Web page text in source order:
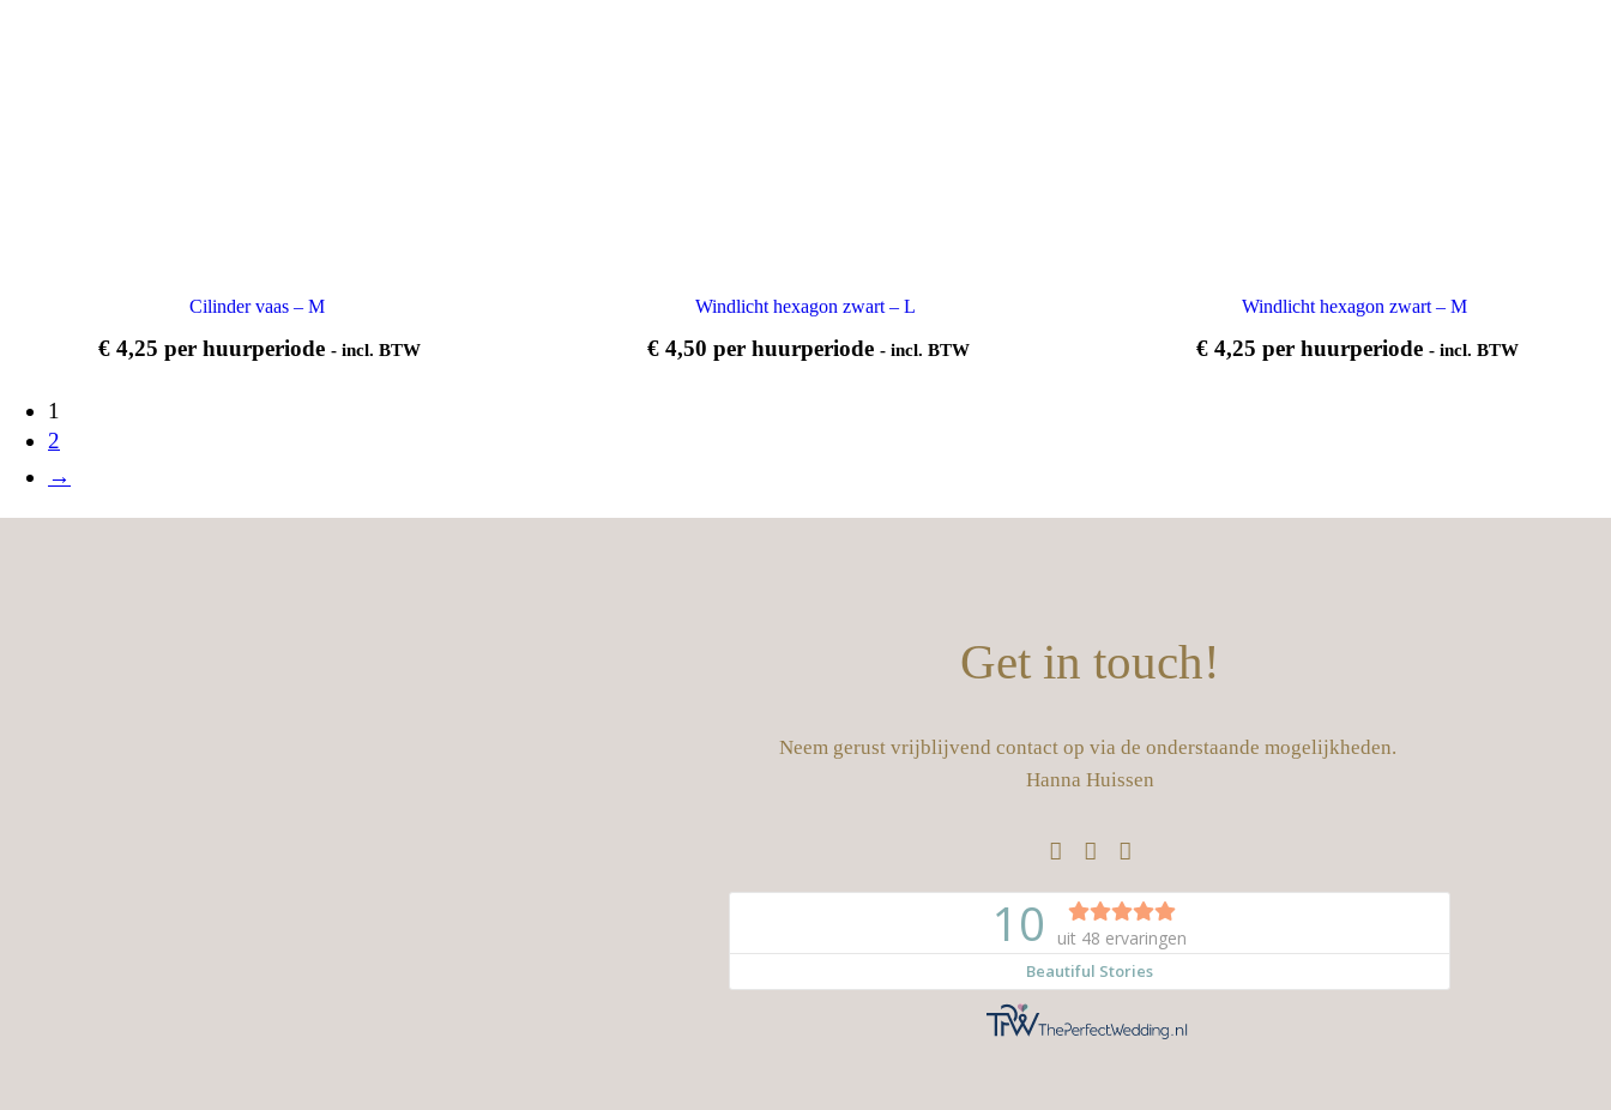
Cilinder vaas – M
€ 4,25 per huurperiode - incl. BTW
Windlicht hexagon zwart – L
€ 4,50 per huurperiode - incl. BTW
Windlicht hexagon zwart – M
€ 4,25 per huurperiode - incl. BTW
1
2
→
Get in touch!
Neem gerust vrijblijvend contact op via de onderstaande mogelijkheden.
Hanna Huissen